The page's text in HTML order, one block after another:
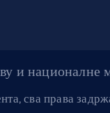
и
сва права